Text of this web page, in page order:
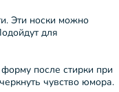
Эти носки можно
для
после стирки при
чувство юмора.